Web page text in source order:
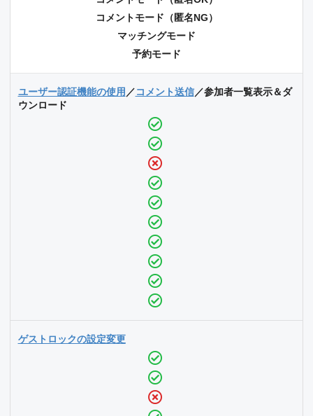
コメントモード（匿名NG）
マッチングモード
予約モード
ユーザー認証機能の使用 ／コメント送信／参加者一覧表示＆ダ
ウンロード
ゲストロックの設定変更